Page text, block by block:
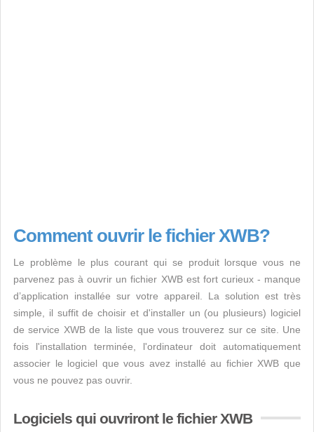
Comment ouvrir le fichier XWB?
Le problème le plus courant qui se produit lorsque vous ne
parvenez pas à ouvrir un fichier XWB est fort curieux - manque
d’application installée sur votre appareil. La solution est très
simple, il suffit de choisir et d'installer un (ou plusieurs) logiciel
de service XWB de la liste que vous trouverez sur ce site. Une
fois l'installation terminée, l'ordinateur doit automatiquement
associer le logiciel que vous avez installé au fichier XWB que
vous ne pouvez pas ouvrir.
Logiciels qui ouvriront le fichier XWB